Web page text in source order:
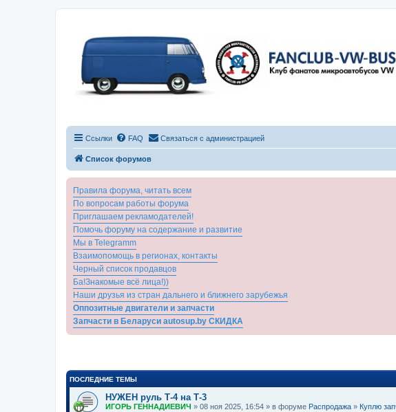
Ссылки FAQ Связаться с администрацией
Список форумов
Правила форума, читать всем
По вопросам работы форума
Приглашаем рекламодателей!
Помочь форуму на содержание и развитие
Мы в Telegramm
Взаимопомощь в регионах, контакты
Черный список продавцов
Ба!Знакомые всё лица!))
Наши друзья из стран дальнего и ближнего зарубежья
Оппозитные двигатели и запчасти
Запчасти в Беларуси autosup.by СКИДКА
ПОСЛЕДНИЕ ТЕМЫ
НУЖЕН руль Т-4 на Т-3
ИГОРЬ ГЕННАДИЕВИЧ » 08 ноя 2025, 16:54 » в форуме Распродажа » Куплю